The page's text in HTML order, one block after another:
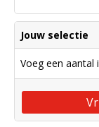
Jouw selectie
Voeg een aantal